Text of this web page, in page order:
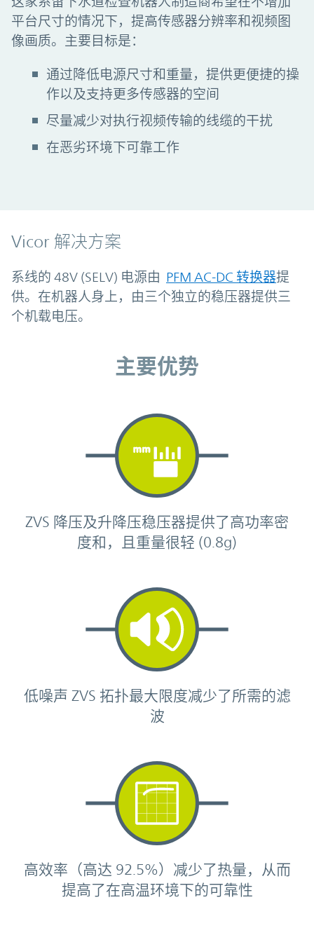
平台尺寸的情况下，提高传感器分辨率和视频图
像画质。主要目标是：
通过降低电源尺寸和重量，提供更便捷的操
作以及支持更多传感器的空间
尽量减少对执行视频传输的线缆的干扰
在恶劣环境下可靠工作
Vicor 解决方案
系线的 48V (SELV) 电源由 PFM AC-DC 转换器提
供。在机器人身上，由三个独立的稳压器提供三
个机载电压。
主要优势
ZVS 降压及升降压稳压器提供了高功率密
度和，且重量很轻 (0.8g)
低噪声 ZVS 拓扑最大限度减少了所需的滤
波
高效率（高达 92.5%）减少了热量，从而
提高了在高温环境下的可靠性